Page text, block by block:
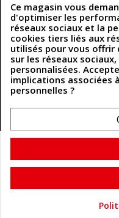
Coordonnées
493 Chemin de
81300 Graulhet
Cuirenstock ©
Ce magasin vous
d'optimiser les
réseaux sociaux et la
cookies tiers liés aux
utilisés pour vous
sur les réseaux
personnalisées.
implications associées
personnelles ?